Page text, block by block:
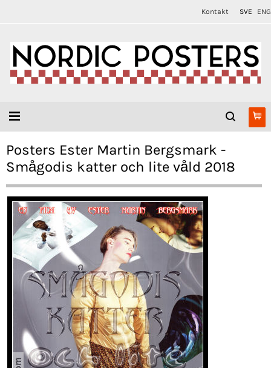
Kontakt SVE ENG
Posters Ester Martin Bergsmark -
Smågodis katter och lite våld 2018